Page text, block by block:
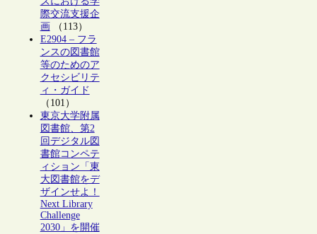
際交流支援企
画 （113）
E2904 – フラ
ンスの図書館
等のためのア
クセシビリテ
ィ・ガイド
（101）
東京大学附属
図書館、第2
回デジタル図
書館コンペテ
ィション「東
大図書館をデ
ザインせよ！
Next Library
Challenge
2030」を開催